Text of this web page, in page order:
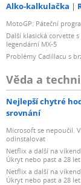
Alko-kalkulačka
MotoGP: Páteční
Další klasická corvette
legendární MX-5
Problémy Cadillacu s
Věda a
Nejlepší chytré
srovnání
Microsoft se nepoučil.
odinstalovat
Netflix a další na
Úkryt nebo past a 28
Netflix a další na
Úkryt nebo past a 28